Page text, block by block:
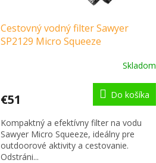
Cestovný vodný filter Sawyer
SP2129 Micro Squeeze
Skladom
€51 Do košíka
Kompaktný a efektívny filter na vodu
Sawyer Micro Squeeze, ideálny pre
outdoorové aktivity a cestovanie.
Odstráni...